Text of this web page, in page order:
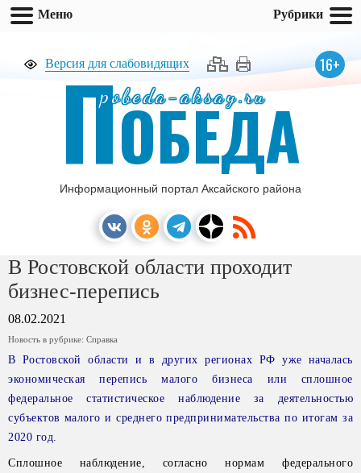
Версия для слабовидящих 16+
pobeda-aksay.ru
ПОБЕДА
Информационный портал Аксайского района
В Ростовской области проходит
бизнес-перепись
08.02.2021
Новость в рубрике: Справка
В Ростовской области и в других регионах РФ уже началась
экономическая перепись малого бизнеса или сплошное
федеральное статистическое наблюдение за деятельностью
субъектов малого и среднего предпринимательства по итогам за
2020 год.
Сплошное наблюдение, согласно нормам федерального
Меню Рубрики